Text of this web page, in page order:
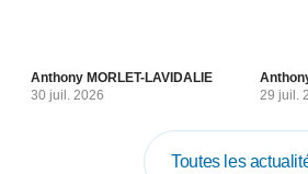
Anthony MORLET-LAVIDALIE
30 juil. 2026
29 juil.
Toutes les